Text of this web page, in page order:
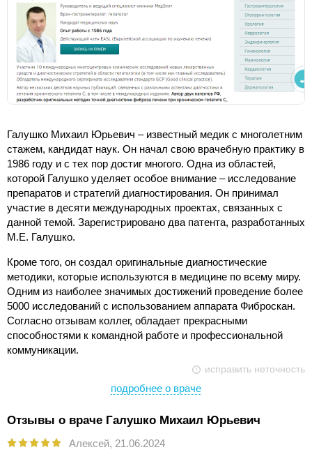
Галушко Михаил Юрьевич – известный медик с многолетним
стажем, кандидат наук. Он начал свою врачебную практику в
1986 году и с тех пор достиг многого. Одна из областей,
которой Галушко уделяет особое внимание – исследование
препаратов и стратегий диагностирования. Он принимал
участие в десяти международных проектах, связанных с
данной темой. Зарегистрировано два патента, разработанных
М.Е. Галушко.
Кроме того, он создал оригинальные диагностические
методики, которые используются в медицине по всему миру.
Одним из наиболее значимых достижений проведение более
5000 исследований с использованием аппарата Фиброскан.
Согласно отзывам коллег, обладает прекрасными
способностями к командной работе и профессиональной
коммуникации.
исправить неточность
подробнее о враче
Отзывы о враче Галушко Михаил Юрьевич
Алексей, 21.06.2024